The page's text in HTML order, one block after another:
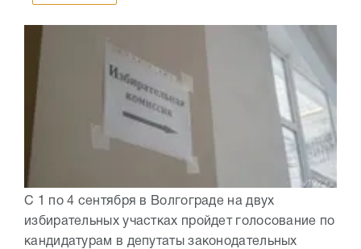
С 1 по 4 сентября в Волгограде на двух
избирательных участках пройдет голосование по
кандидатурам в депутаты законодательных